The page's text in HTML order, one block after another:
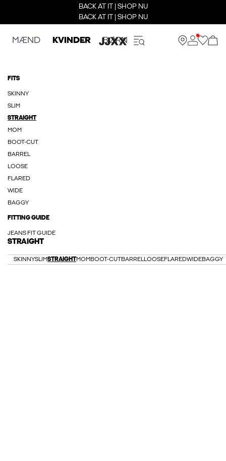
BACK AT IT | SHOP NU
BACK AT IT | SHOP NU
MÆND KVINDER BØRN
FITS
SKINNY
SLIM
STRAIGHT
MOM
BOOT-CUT
BARREL
LOOSE
FLARED
WIDE
BAGGY
FITTING GUIDE
JEANS FIT GUIDE
STRAIGHT
SKINNYSLIMSTRAIGHTMOMBOOT-CUTBARRELLOOSEFLAREDWIDEBAGGY